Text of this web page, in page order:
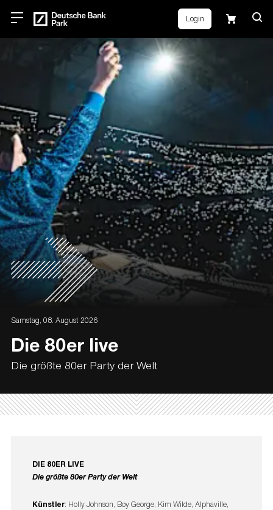
Login
Samstag, 08. August 2026
Die 80er live
Die größte 80er Party der Welt
DIE 80ER LIVE
Die größte 80er Party der Welt
Künstler: Holly Johnson, Boy George, Kim Wilde, Alphaville,